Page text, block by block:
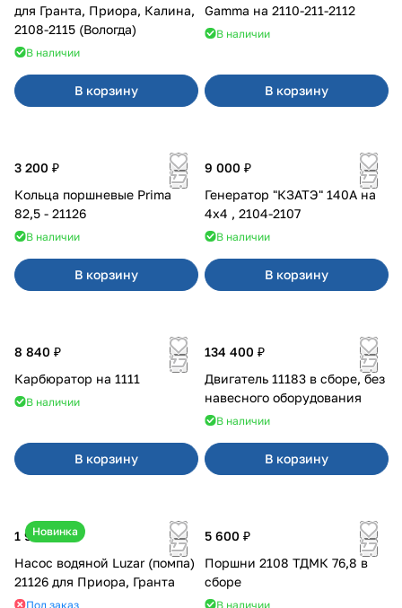
для Гранта, Приора, Калина,
2108-2115 (Вологда)
В наличии
В корзину
Gamma на 2110-211-2112
В наличии
В корзину
3 200 ₽
Кольца поршневые Prima
82,5 - 21126
В наличии
В корзину
9 000 ₽
Генератор "КЗАТЭ" 140А на
4x4 , 2104-2107
В наличии
В корзину
8 840 ₽
Карбюратор на 1111
В наличии
В корзину
134 400 ₽
Двигатель 11183 в сборе, без
навесного оборудования
В наличии
В корзину
Новинка
1 990 ₽
Насос водяной Luzar (помпа)
21126 для Приора, Гранта
Под заказ
5 600 ₽
Поршни 2108 ТДМК 76,8 в
сборе
В наличии